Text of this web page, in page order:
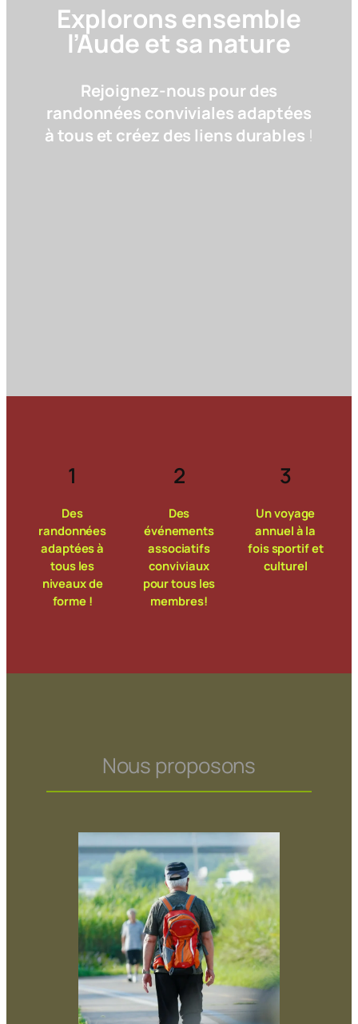
Explorons ensemble
l’Aude et sa nature
Rejoignez-nous pour des
randonnées conviviales adaptées
à tous et créez des liens durables !
1
Des
randonnées
adaptées à
tous les
niveaux de
forme !
2
Des
événements
associatifs
conviviaux
pour tous les
membres!
3
Un voyage
annuel à la
fois sportif et
culturel
Nous proposons